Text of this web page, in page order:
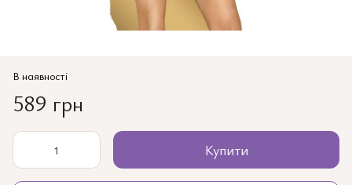
В наявності
589 грн
Купити